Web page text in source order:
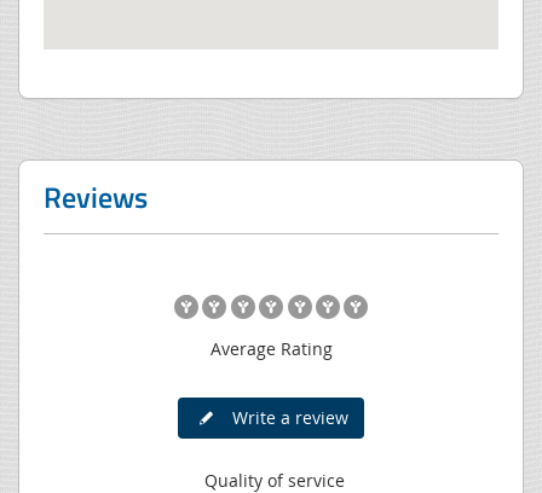
Reviews
Average Rating
Write a review
Quality of service